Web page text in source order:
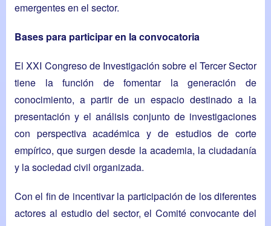
emergentes en el sector.
Bases para participar en la convocatoria
El XXI Congreso de Investigación sobre el Tercer Sector
tiene la función de fomentar la generación de
conocimiento, a partir de un espacio destinado a la
presentación y el análisis conjunto de investigaciones
con perspectiva académica y de estudios de corte
empírico, que surgen desde la academia, la ciudadanía
y la sociedad civil organizada.
Con el fin de incentivar la participación de los diferentes
actores al estudio del sector, el Comité convocante del